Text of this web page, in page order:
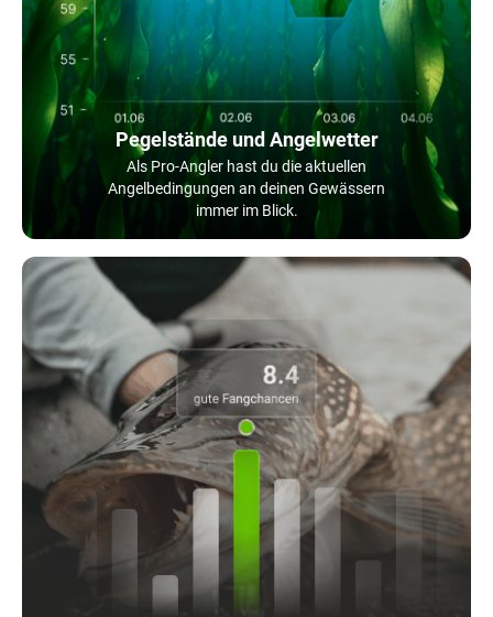
Pegelstände und Angelwetter
Als Pro-Angler hast du die aktuellen
Angelbedingungen an deinen Gewässern
immer im Blick.